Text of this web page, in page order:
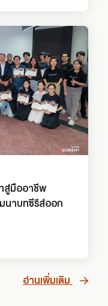
ทสู่มืออาชีพ
นาบทซีรีส์ออก
อ่านเพิ่มเติม